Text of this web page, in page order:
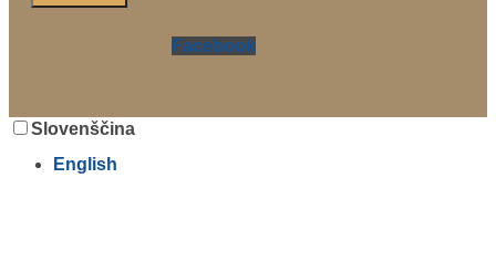
Facebook
Slovenščina
English